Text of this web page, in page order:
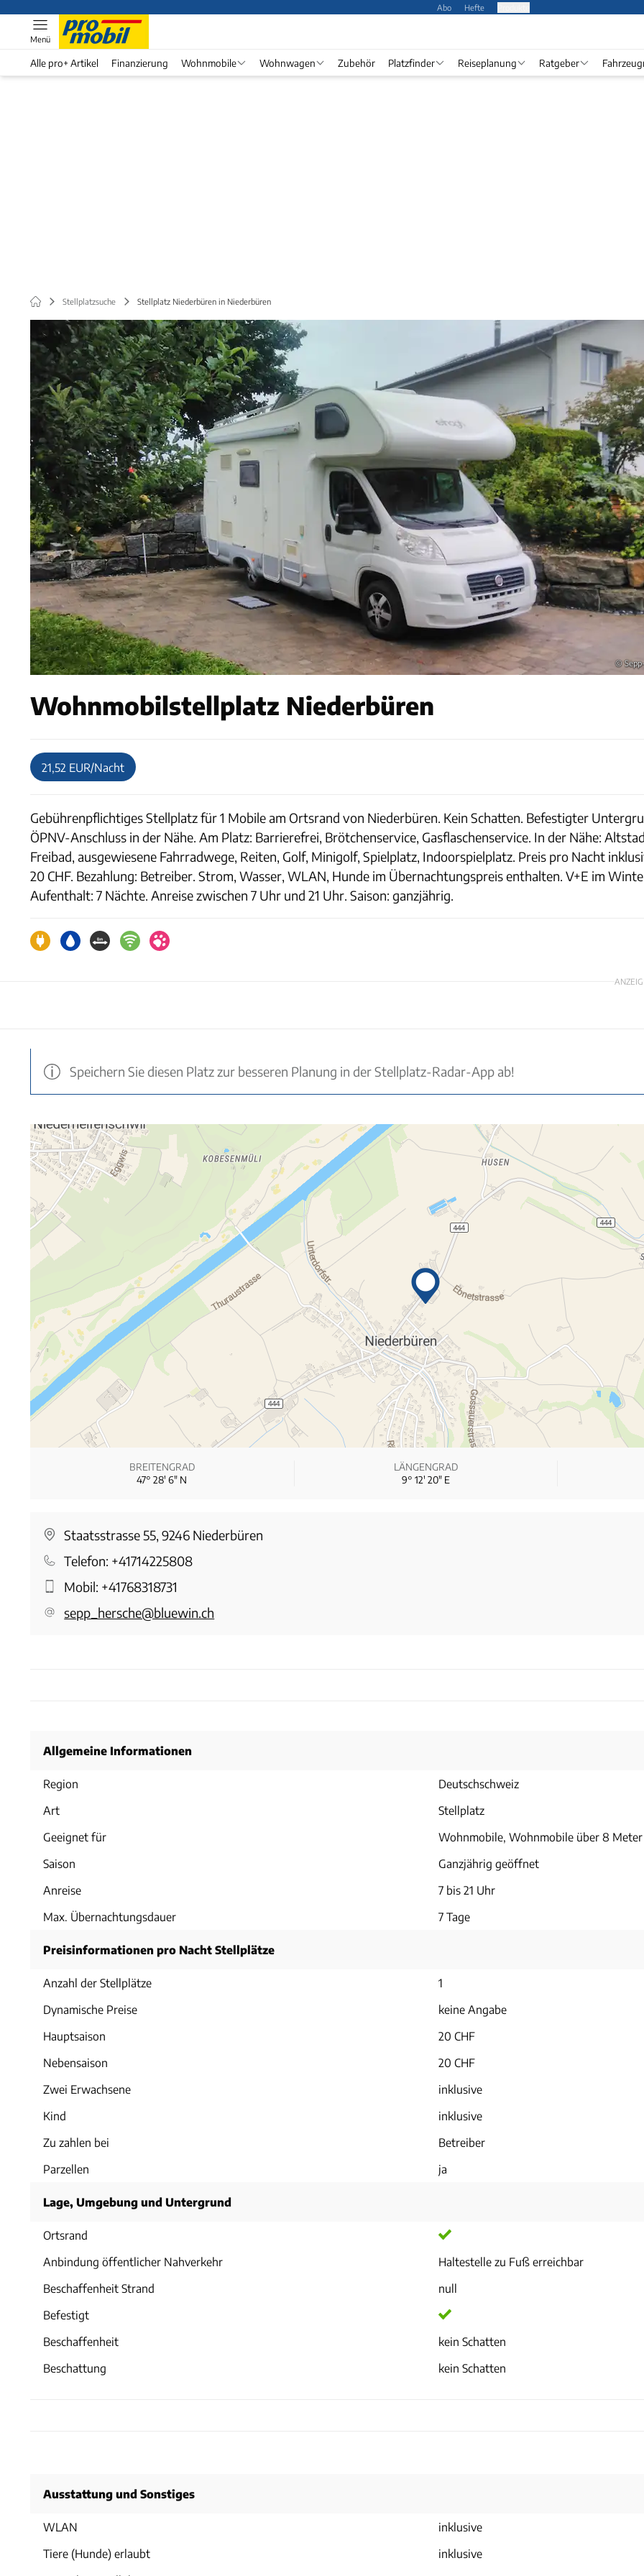
Abo Hefte
Menü
Alle pro+ Artikel Finanzierung Wohnmobile Wohnwagen Zubehör Platzfinder Reiseplanung Ratgeber
Stellplatzsuche Stellplatz Niederbüren in Niederbüren
©
Wohnmobilstellplatz Niederbüren
21,52 EUR/Nacht
Gebührenpflichtiges Stellplatz für 1 Mobile am Ortsrand von Niederbüren. Kein Schatten. Befestigter
ÖPNV-Anschluss in der Nähe. Am Platz: Barrierefrei, Brötchenservice, Gasflaschenservice. In der Nähe:
Freibad, ausgewiesene Fahrradwege, Reiten, Golf, Minigolf, Spielplatz, Indoorspielplatz. Preis pro Nacht
20 CHF. Bezahlung: Betreiber. Strom, Wasser, WLAN, Hunde im Übernachtungspreis enthalten. V+E im
Aufenthalt: 7 Nächte. Anreise zwischen 7 Uhr und 21 Uhr. Saison: ganzjährig.
Speichern Sie diesen Platz zur besseren Planung in der Stellplatz-Radar-App ab!
BREITENGRAD
47° 28′ 6″ N
LÄNGENGRAD
9° 12′ 20″ E
Staatsstrasse 55, 9246 Niederbüren
Telefon: +41714225808
Mobil: +41768318731
sepp_hersche@bluewin.ch
Allgemeine Informationen
Region
Deutschschweiz
Art
Stellplatz
Geeignet für
Wohnmobile, Wohnmobile über 8 Meter
Saison
Ganzjährig geöffnet
Anreise
7 bis 21 Uhr
Max. Übernachtungsdauer
7 Tage
Preisinformationen pro Nacht Stellplätze
Anzahl der Stellplätze
1
Dynamische Preise
keine Angabe
Hauptsaison
20 CHF
Nebensaison
20 CHF
Zwei Erwachsene
inklusive
Kind
inklusive
Zu zahlen bei
Betreiber
Parzellen
ja
Lage, Umgebung und Untergrund
Ortsrand
Anbindung öffentlicher Nahverkehr
Haltestelle zu Fuß erreichbar
Beschaffenheit Strand
null
Befestigt
Beschaffenheit
kein Schatten
Beschattung
kein Schatten
Ausstattung und Sonstiges
WLAN
inklusive
Tiere (Hunde) erlaubt
inklusive